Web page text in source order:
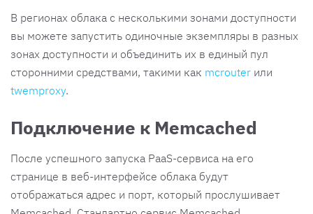
В регионах облака с несколькими зонами доступности
вы можете запустить одиночные экземпляры в разных
зонах доступности и объединить их в единый пул
сторонними средствами, такими как mcrouter или
twemproxy.
Подключение к Memcached
После успешного запуска PaaS-сервиса на его
странице в веб-интерфейсе облака будут
отображаться адрес и порт, который прослушивает